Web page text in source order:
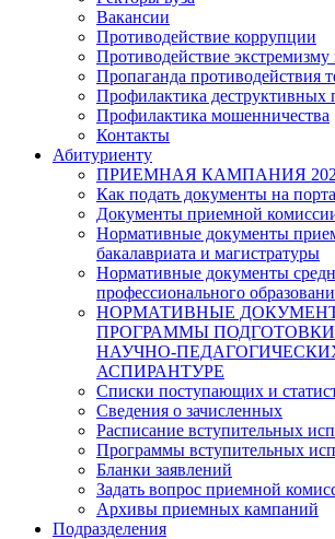
Вакансии
Противодействие коррупции
Противодействие экстремизму
Пропаганда противодействия
Профилактика деструктивных
Профилактика мошенничества
Контакты
Абитуриенту
ПРИЕМНАЯ КАМПАНИЯ
Как подать документы на
Документы приемной
Нормативные документы
бакалавриата и магистратуры
Нормативные документы
профессионального
НОРМАТИВНЫЕ
ПРОГРАММЫ
НАУЧНО-
АСПИРАНТУРЕ
Списки поступающих и
Сведения о зачисленных
Расписание вступительных
Программы вступительных
Бланки заявлений
Задать вопрос приемной
Архивы приемных кампаний
Подразделения